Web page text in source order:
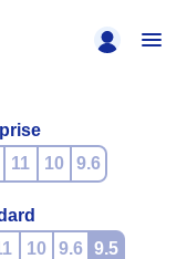
11 10 9.6
10 9.6 9.5